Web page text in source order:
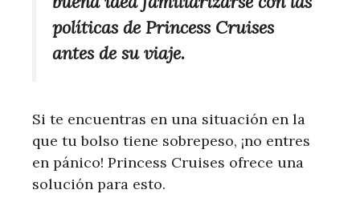
políticas de Princess Cruises
antes de su viaje.
Si te encuentras en una situación en la
que tu bolso tiene sobrepeso, ¡no entres
en pánico! Princess Cruises ofrece una
solución para esto.